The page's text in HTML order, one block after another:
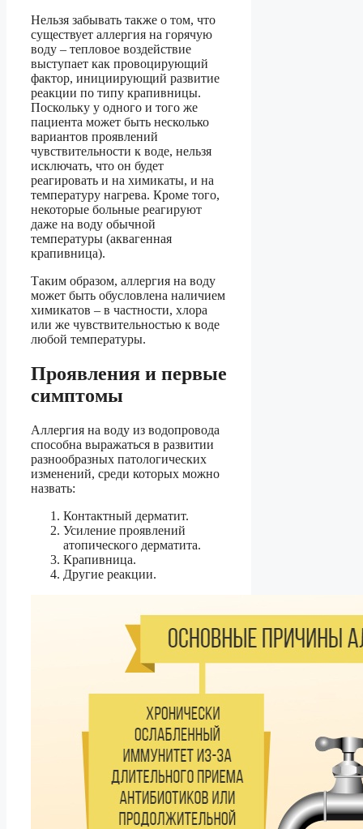
Нельзя забывать также о том, что
существует аллергия на горячую
воду – тепловое воздействие
выступает как провоцирующий
фактор, инициирующий развитие
реакции по типу крапивницы.
Поскольку у одного и того же
пациента может быть несколько
вариантов проявлений
чувствительности к воде, нельзя
исключать, что он будет
реагировать и на химикаты, и на
температуру нагрева. Кроме того,
некоторые больные реагируют
даже на воду обычной
температуры (аквагенная
крапивница).
Таким образом, аллергия на воду
может быть обусловлена наличием
химикатов – в частности, хлора
или же чувствительностью к воде
любой температуры.
Проявления и первые
симптомы
Аллергия на воду из водопровода
способна выражаться в развитии
разнообразных патологических
изменений, среди которых можно
назвать:
Контактный дерматит.
Усиление проявлений
атопического дерматита.
Крапивница.
Другие реакции.